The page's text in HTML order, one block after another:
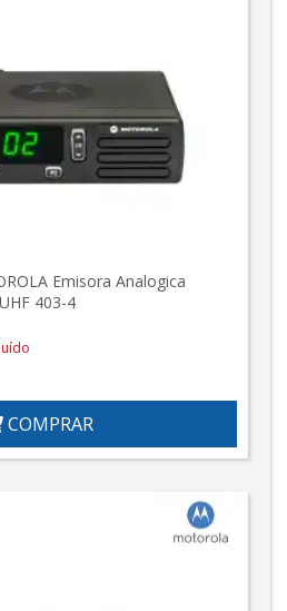
Emisora Analogica
403-4
COMPRAR